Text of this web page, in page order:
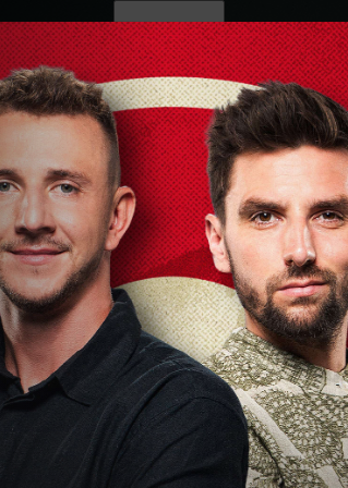
TV program Operátoři